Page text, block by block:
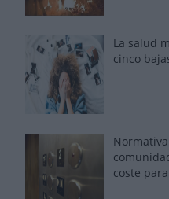
La salud
cinco
coste